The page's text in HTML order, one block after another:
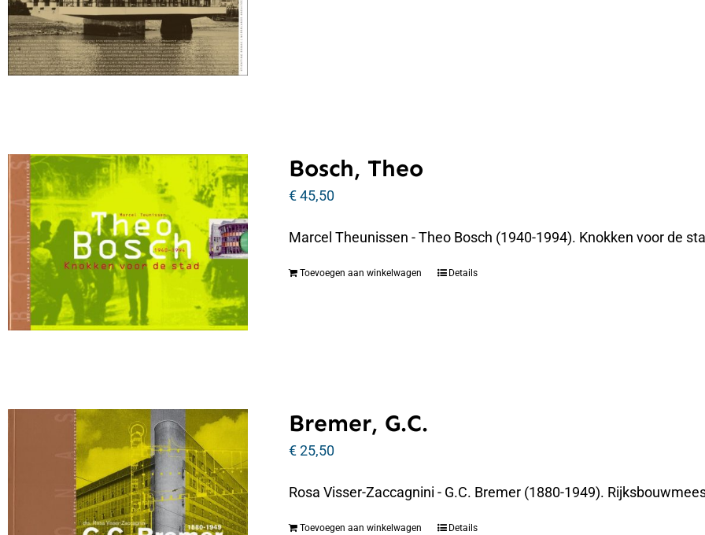
Bosch, Theo
€45,50
Marcel Theunissen - Theo Bosch (1940-1994). Knokken voor de
Toevoegen aan winkelwagen Details
Bremer, G.C.
€25,50
Rosa Visser-Zaccagnini - G.C. Bremer (1880-1949).
Toevoegen aan winkelwagen Details